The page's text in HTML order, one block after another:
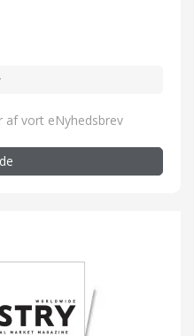
af vort eNyhedsbrev